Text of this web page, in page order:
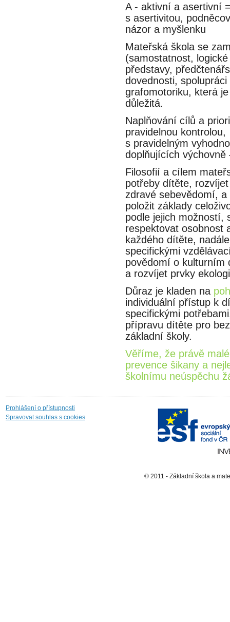
A - aktivní a asertivní
s asertivitou,
názor a myšlenku
Mateřská škola se
(samostatnost,
představy,
dovednosti,
grafomotoriku, která
důležitá.
Naplňování cílů a
pravidelnou kontrolou,
s pravidelným
doplňujících
Filosofií a cílem
potřeby dítěte,
zdravé sebevědomí,
položit základy
podle jejich možností,
respektovat osobnost
každého dítěte,
specifickými
povědomí o kulturním
a rozvíjet prvky
Důraz je kladen na
individuální přístup k
specifickými
přípravu dítěte pro
základní školy.
Věříme, že právě
prevence šikany a
školnímu neúspěchu
Prohlášení o přístupnosti
Spravovat souhlas s cookies
© 2011 - Základní škola a